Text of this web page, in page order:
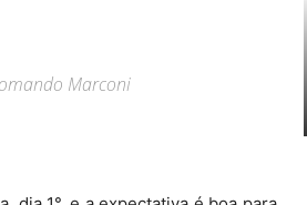
Marconi